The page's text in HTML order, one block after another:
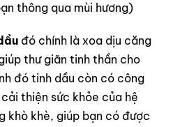
thông qua mùi hương)
đó chính là xoa dịu căng
thư giãn tinh thần cho
đó tinh dầu còn có công
thiện sức khỏe của hệ
khò khè, giúp bạn có được